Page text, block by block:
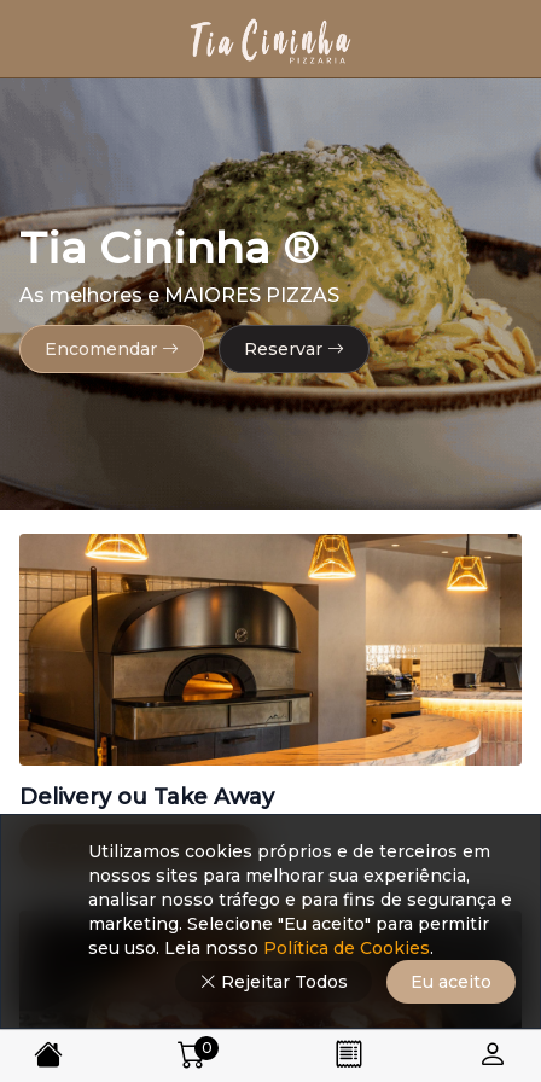
Tia Cininha ®
As melhores e MAIORES PIZZAS
Encomendar Reservar
Delivery ou Take Away
Encomendar Agora
0
Utilizamos cookies próprios e de terceiros em
nossos sites para melhorar sua experiência,
analisar nosso tráfego e para fins de segurança e
marketing. Selecione "Eu aceito" para permitir
seu uso. Leia nosso Política de Cookies.
Rejeitar Todos
Eu aceito